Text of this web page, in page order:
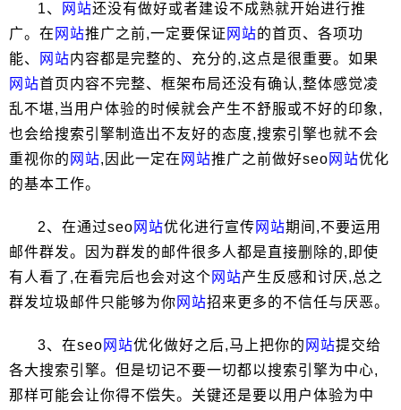
1、 网站还没有做好或者建设不成熟就开始进行推
广。在 网站推广之前,一定要保证 网站的首页、各项功
能、
网站内容都是完整的、充分的,这点是很重要。如果
网站首页内容不完整、框架布局还没有确认,整体感觉凌
乱不堪,当用户体验的时候就会产生不舒服或不好的印象,
也会给搜索引擎制造出不友好的态度,搜索引擎也就不会
重视你的 网站,因此一定在 网站推广之前做好seo 网站优化
的基本工作。
2、在通过seo 网站优化进行宣传 网站期间,不要运用
邮件群发。因为群发的邮件很多人都是直接删除的,即使
有人看了,在看完后也会对这个 网站产生反感和讨厌,总之
群发垃圾邮件只能够为你 网站招来更多的不信任与厌恶。
3、在seo 网站优化做好之后,马上把你的 网站提交给
各大搜索引擎。但是切记不要一切都以搜索引擎为中心,
那样可能会让你得不偿失。关键还是要以用户体验为中